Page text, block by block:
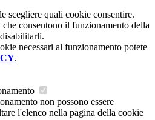
scegliere quali cookie consentire.
consentono il funzionamento della
necessari al funzionamento potete
.
non possono essere
l'elenco nella pagina della cookie